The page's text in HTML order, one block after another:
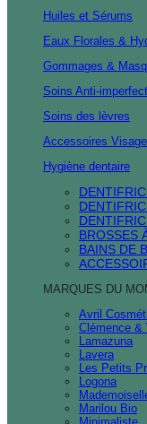
Huiles et Sérums
Eaux Florales &
Gommages &
Soins Anti-
Soins des lèvres
Accessoires Visage
Hygiène dentaire
BROSSES
BAINS DE
MARQUES DU
Avril
Clémence &
Lamazuna
Lavera
Les Petits
Logona
Marilou Bio